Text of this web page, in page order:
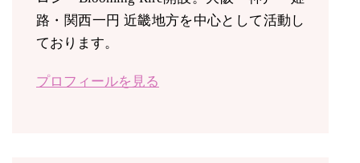
路・関西一円 近畿地方を中心として活動し
ております。
プロフィールを見る